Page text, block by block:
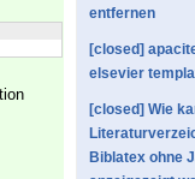
entfernen
[closed]
elsevier
[closed] Wie
Biblatex ohne